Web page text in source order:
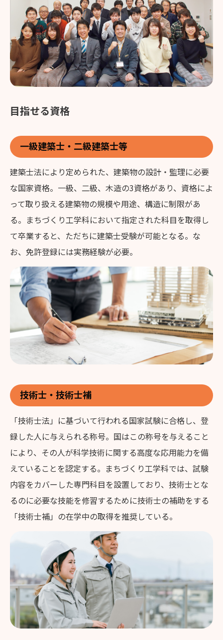
目指せる資格
一級建築士・二級建築士等
建築士法により定められた、建築物の設計・監理に必要
な国家資格。一級、二級、木造の3資格があり、資格によ
って取り扱える建築物の規模や用途、構造に制限があ
る。まちづくり工学科において指定された科目を取得し
て卒業すると、ただちに建築士受験が可能となる。な
お、免許登録には実務経験が必要。
技術士・技術士補
「技術士法」に基づいて行われる国家試験に合格し、登
録した人に与えられる称号。国はこの称号を与えること
により、その人が科学技術に関する高度な応用能力を備
えていることを認定する。まちづくり工学科では、試験
内容をカバーした専門科目を設置しており、技術士とな
るのに必要な技能を修習するために技術士の補助をする
「技術士補」の在学中の取得を推奨している。